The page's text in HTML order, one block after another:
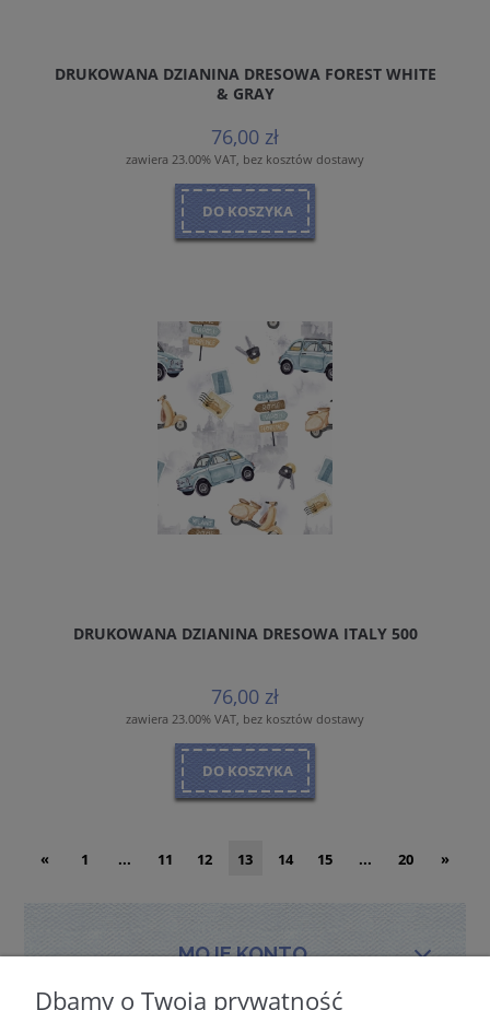
DRUKOWANA DZIANINA DRESOWA FOREST WHITE
& GRAY
76,00 zł
zawiera 23.00% VAT, bez kosztów dostawy
DO KOSZYKA
DRUKOWANA DZIANINA DRESOWA ITALY 500
76,00 zł
zawiera 23.00% VAT, bez kosztów dostawy
DO KOSZYKA
« 1 ... 11 12 13 14 15 ... 20 »
MOJE KONTO
Dbamy o Twoją prywatność